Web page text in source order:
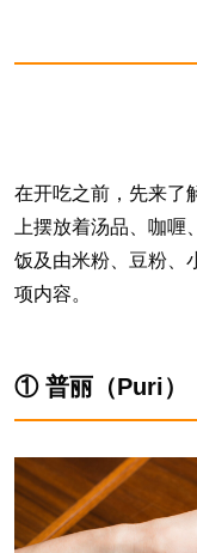
在开吃之前，先来了
上摆放着汤品、咖
饭及由米粉、豆粉、
项内容。
① 普丽（Puri）